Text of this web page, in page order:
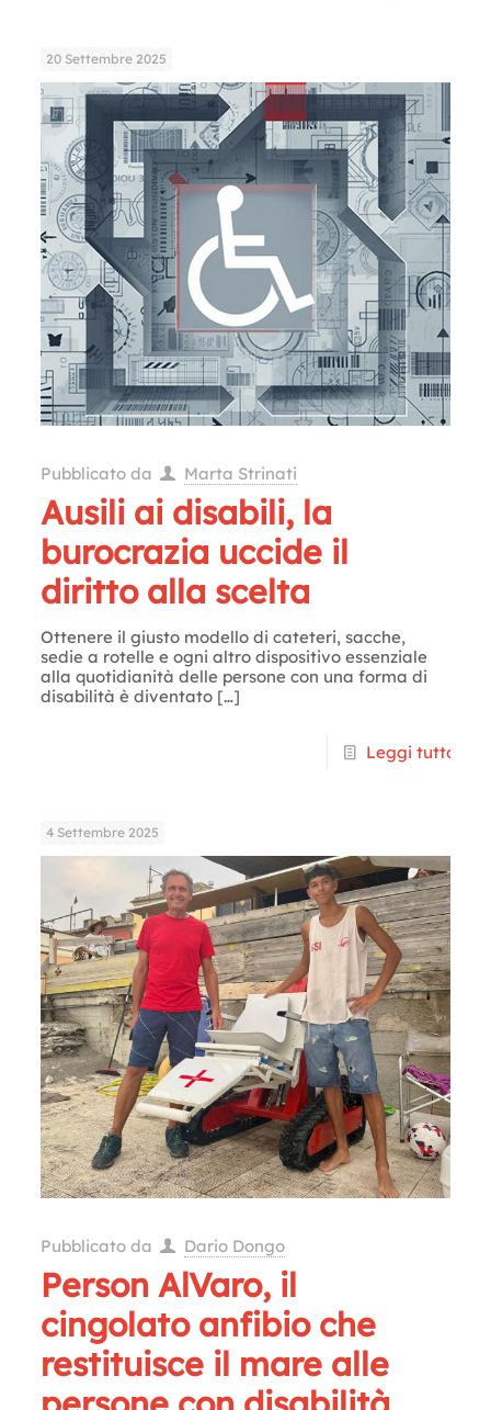
20 Settembre 2025
Pubblicato da Marta Strinati
Ausili ai disabili, la
burocrazia uccide il
diritto alla scelta
Ottenere il giusto modello di cateteri, sacche,
sedie a rotelle e ogni altro dispositivo essenziale
alla quotidianità delle persone con una forma di
disabilità è diventato[…]
Leggi tutto
4 Settembre 2025
Pubblicato da Dario Dongo
Person AlVaro, il
cingolato anfibio che
restituisce il mare alle